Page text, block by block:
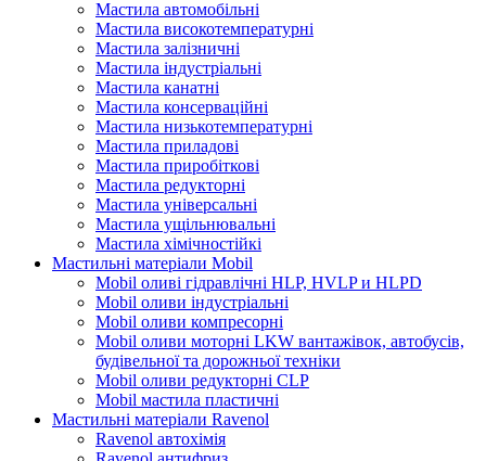
Мастила автомобільні
Мастила високотемпературні
Мастила залізничні
Мастила індустріальні
Мастила канатні
Мастила консерваційні
Мастила низькотемпературні
Мастила приладові
Мастила приробіткові
Мастила редукторні
Мастила універсальні
Мастила ущільнювальні
Мастила хімічностійкі
Мастильні матеріали Mobil
Mobil оливі гідравлічні HLP, HVLP и HLPD
Mobil оливи індустріальні
Mobil оливи компресорні
Mobil оливи моторні LKW вантажівок, автобусів,
будівельної та дорожньої техніки
Mobil оливи редукторні CLP
Mobil мастила пластичні
Мастильні матеріали Ravenol
Ravenol автохімія